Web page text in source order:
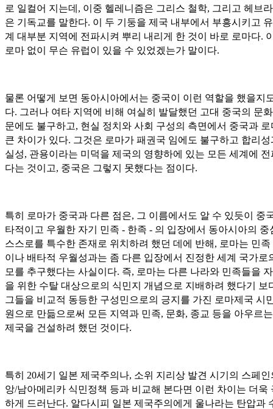
로 일컬어 지는데, 이중 헬레니즘은 그리스 철학, 그리고 헤브
은 기독교를 말한다. 이 두 기둥을 제국 내부에서 부흥시키고
계 대부분 지역에 전파시켜 뿌리 내리게 한 것이 바로 로마다.
로마 없이 무슨 유럽이 있을 수 있었겠는가 말이다.
물론 어떻게 보면 동아시아에서는 중국이 이런 역할을 했을지
다. 그러나 여타 지역에 비해 여실히 발달했던 고대 중국의 문
문에도 불구하고, 현실 정치와 사회 구성의 측면에서 중국과 로
큰 차이가 있다. 그것은 로마가 패권국 임에도 불구하고 합리성
실성, 관용이라는 미덕을 제국의 영향하에 있는 모든 세계에 전
다는 것이고, 중국은 그렇지 못했다는 점이다.
특히 로마가 중국과 다른 점은, 그 이름에서도 알 수 있듯이 중
타적이고 우월한 자기 민족 - 한족 - 의 입장에서 동아시아의 중
스스로를 특수한 존재로 위치하려 했던 데에 반해, 로마는 민족
이나 배타적 우월성과는 좀 다른 입장에서 진정한 세계 국가로
모를 추구했다는 사실이다. 즉, 로마는 다른 나라와 민족들을
을 위한 수탈 대상으로의 식민지 개념으로 지배하려 했다기 보
그들을 비교적 동등한 구성민으로의 긍지를 가진 로마제국 시
원으로 만듦으로써 모든 지역과 민족, 문화, 종교 등을 아우르
제국을 건설하려 했던 것이다.
특히 20세기 일본 제국주의나, 소위 지리상 발견 시기의 스페인
앙/남아메리카 식민정책 등과 비교해 본다면 이런 차이는 더욱
하게 드러난다. 알다시피 일본 제국주의에게 울나라는 탄압과